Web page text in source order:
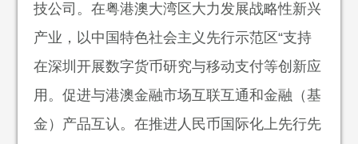
技公司。在粤港澳大湾区大力发展战略性新兴
产业，以中国特色社会主义先行示范区“支持
在深圳开展数字货币研究与移动支付等创新应
用。促进与港澳金融市场互联互通和金融（基
金）产品互认。在推进人民币国际化上先行先